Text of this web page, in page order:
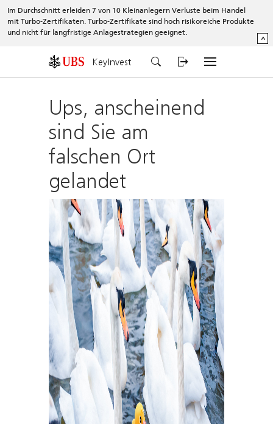
Im Durchschnitt erleiden 7 von 10 Kleinanlegern Verluste beim Handel
mit Turbo-Zertifikaten. Turbo-Zertifikate sind hoch risikoreiche Produkte
und nicht für langfristige Anlagestrategien geeignet.
^
KeyInvest
Ups, anscheinend
sind Sie am
falschen Ort
gelandet